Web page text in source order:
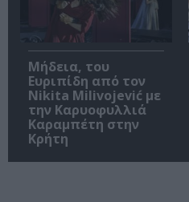
Μήδεια, του
Ευριπίδη από τον
Nikita Milivojević με
την Καρυοφυλλιά
Καραμπέτη στην
Κρήτη